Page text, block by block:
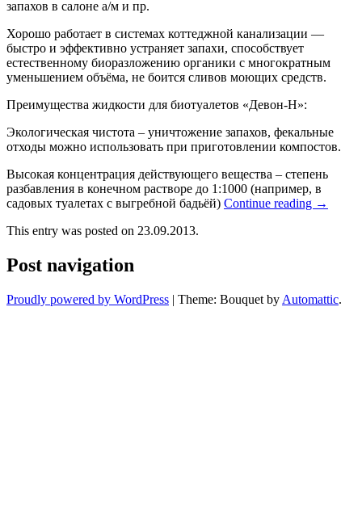
запахов в салоне а/м и пр.
Хорошо работает в системах коттеджной канализации —
быстро и эффективно устраняет запахи, способствует
естественному биоразложению органики с многократным
уменьшением объёма, не боится сливов моющих средств.
Преимущества жидкости для биотуалетов «Девон-Н»:
Экологическая чистота – уничтожение запахов, фекальные
отходы можно использовать при приготовлении компостов.
Высокая концентрация действующего вещества – степень
разбавления в конечном растворе до 1:1000 (например, в
садовых туалетах с выгребной бадьёй) Continue reading →
This entry was posted on 23.09.2013.
Post navigation
Proudly powered by WordPress | Theme: Bouquet by Automattic.